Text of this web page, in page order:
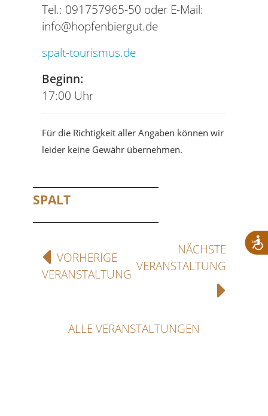
Tel.: 091757965-50 oder E-Mail:
info@hopfenbiergut.de
spalt-tourismus.de
Beginn:
17:00 Uhr
Für die Richtigkeit aller Angaben können wir
leider keine Gewähr übernehmen.
SPALT
VORHERIGE
VERANSTALTUNG
NÄCHSTE
VERANSTALTUNG
ALLE VERANSTALTUNGEN